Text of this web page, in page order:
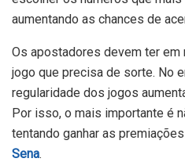
aumentando as chances de
Os apostadores devem ter em
jogo que precisa de sorte. No
regularidade dos jogos
Por isso, o mais importante é
tentando ganhar as
Sena.